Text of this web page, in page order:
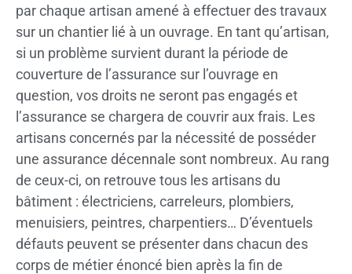
par chaque artisan amené à effectuer des travaux
sur un chantier lié à un ouvrage. En tant qu’artisan,
si un problème survient durant la période de
couverture de l’assurance sur l’ouvrage en
question, vos droits ne seront pas engagés et
l’assurance se chargera de couvrir aux frais. Les
artisans concernés par la nécessité de posséder
une assurance décennale sont nombreux. Au rang
de ceux-ci, on retrouve tous les artisans du
bâtiment : électriciens, carreleurs, plombiers,
menuisiers, peintres, charpentiers… D’éventuels
défauts peuvent se présenter dans chacun des
corps de métier énoncé bien après la fin de